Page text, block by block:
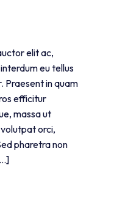
elit ac,
eu tellus
Praesent in quam
efficitur
massa ut
orci,
pharetra non